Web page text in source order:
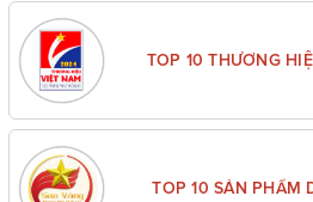
TOP 10 THƯƠNG
TOP 10 SẢN PHẨM